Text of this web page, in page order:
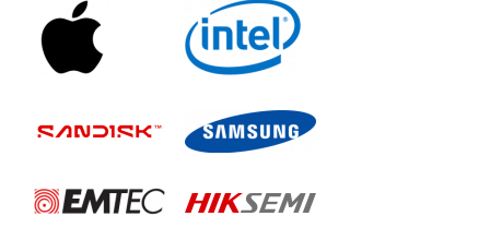
OWCENVS01
Express 1M2
OWCUS4V2EXP1MT02
ThunderBlade V4